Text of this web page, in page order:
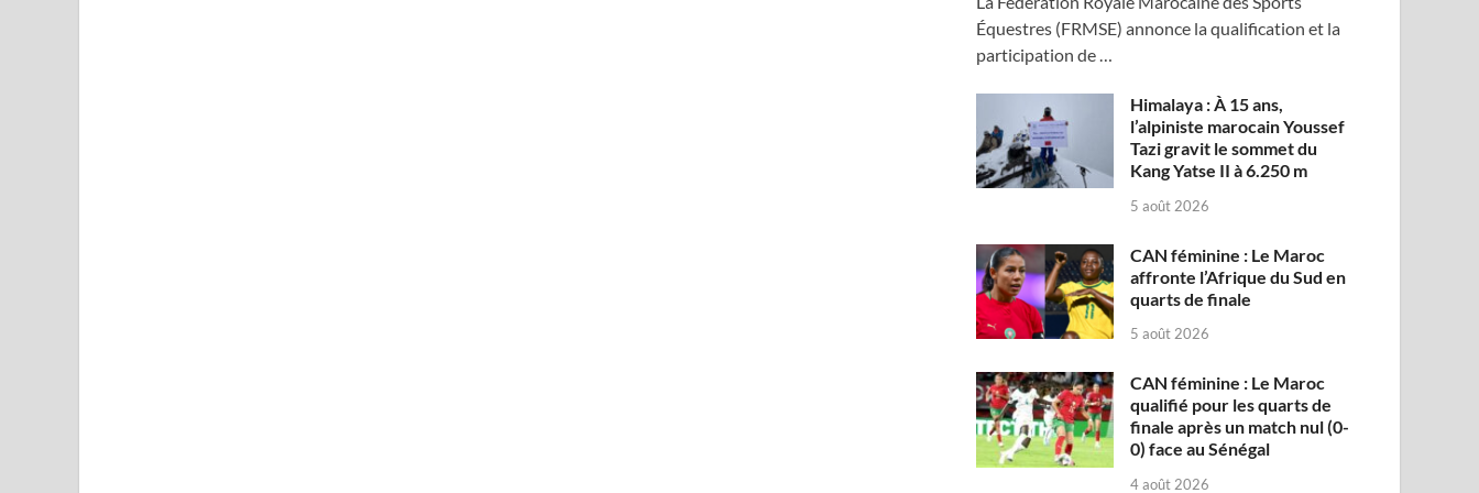
Équestres (FRMSE) annonce la qualification et la
participation de …
Himalaya : À 15 ans,
l’alpiniste marocain Youssef
Tazi gravit le sommet du
Kang Yatse II à 6.250 m
5 août 2026
CAN féminine : Le Maroc
affronte l’Afrique du Sud en
quarts de finale
5 août 2026
CAN féminine : Le Maroc
qualifié pour les quarts de
finale après un match nul (0-
0) face au Sénégal
4 août 2026